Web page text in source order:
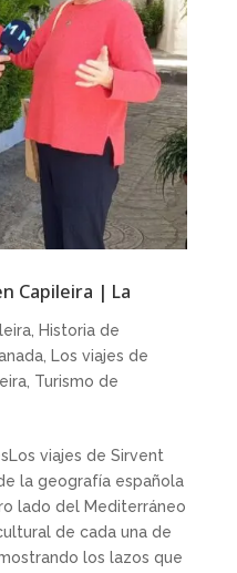
Capileira | La
, Historia de
, Los viajes de
, Turismo de
viajes de Sirvent
la geografía española
lado del Mediterráneo
de cada una de
los lazos que